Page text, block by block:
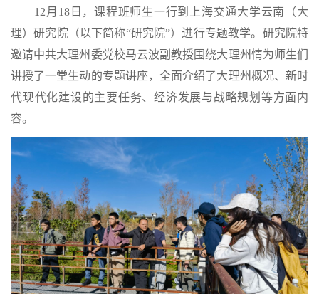
12月18日，课程班师生一行到上海交通大学云南（大
理）研究院（以下简称“研究院”）进行专题教学。研究院特
邀请中共大理州委党校马云波副教授围绕大理州情为师生们
讲授了一堂生动的专题讲座，全面介绍了大理州概况、新时
代现代化建设的主要任务、经济发展与战略规划等方面内
容。